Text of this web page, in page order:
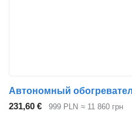
231,60 € 999 PLN ≈ 11 860 грн